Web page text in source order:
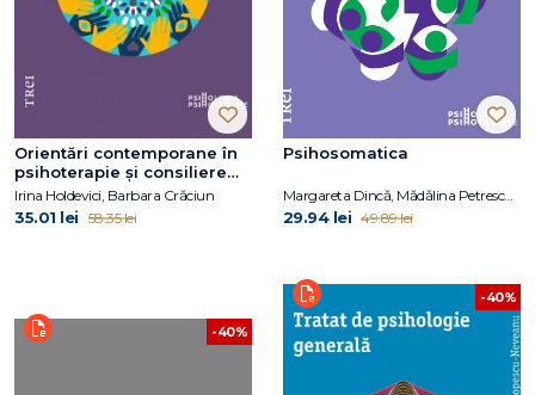
Orientări contemporane în
psihoterapie și consiliere
psihologică
Irina Holdevici, Barbara Crăciun
35.01 lei 58.35 lei
Psihosomatica
Margareta Dincă, Mădălina Petrescu, Ana-Mihaela Popișteanu
29.94 lei 49.89 lei
-40%
-40%